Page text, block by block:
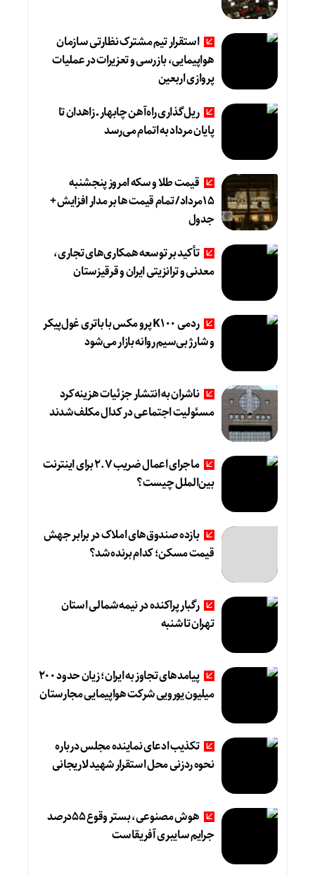
استقرار تیم مشترک نظارتی سازمان
هواپیمایی، بازرسی و تعزیرات در عملیات
پروازی اربعین
ریل‌گذاری راه‌آهن چابهار ــ زاهدان تا
پایان مرداد به اتمام می‌رسد
قیمت طلا و سکه امروز پنجشنبه
15مرداد/ تمام قیمت ها بر مدار افزایش +
جدول
تأکید بر توسعه همکاری‌های تجاری،
معدنی و ترانزیتی ایران و قرقیزستان
ردمی K100 پرو مکس با باتری غول‌پیکر
و شارژ بی‌سیم روانه بازار می‌شود
ناشران به انتشار جزئیات هزینه‌کرد
مسئولیت اجتماعی در کدال مکلف شدند
ماجرای اعمال ضریب ۲.۷ برای اینترنت
بین‌الملل چیست؟
بازده صندوق‌های املاک در برابر جهش
قیمت مسکن؛ کدام برنده شد؟
رگبار پراکنده در نیمه شمالی استان
تهران تا شنبه
پیامدهای تجاوز به ایران؛ زیان حدود ۲۰۰
میلیون یورویی شرکت هواپیمایی مجارستان
تکذیب ادعای نماینده مجلس درباره
نحوه ردزنی محل استقرار شهید لاریجانی
هوش مصنوعی، بستر وقوع 55درصد
جرایم سایبری آفریقاست